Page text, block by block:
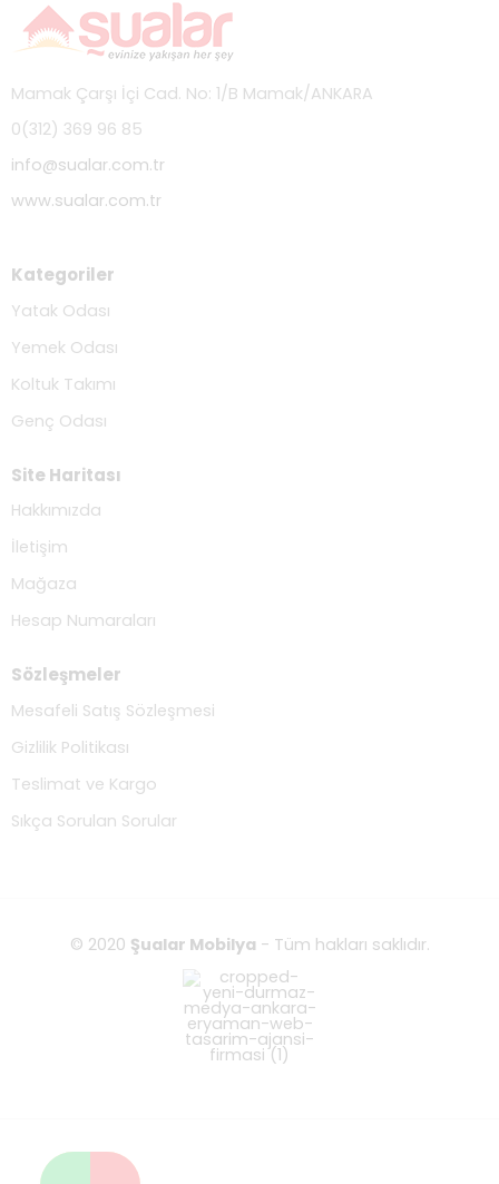
Mamak Çarşı İçi Cad. No: 1/B Mamak/ANKARA
0(312) 369 96 85
info@sualar.com.tr
www.sualar.com.tr
Kategoriler
Yatak Odası
Yemek Odası
Koltuk Takımı
Genç Odası
Site Haritası
Hakkımızda
İletişim
Mağaza
Hesap Numaraları
Sözleşmeler
Mesafeli Satış Sözleşmesi
Gizlilik Politikası
Teslimat ve Kargo
Sıkça Sorulan Sorular
© 2020 Şualar Mobilya - Tüm hakları saklıdır.